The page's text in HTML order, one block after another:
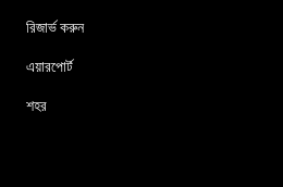
রিজার্ভ করুন
এয়ারপোর্ট
শহর